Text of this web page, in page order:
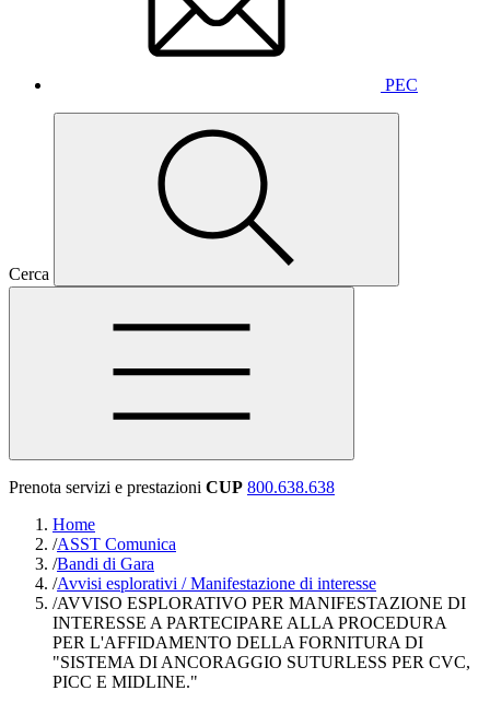
PEC
Cerca
Prenota servizi e prestazioni CUP 800.638.638
Home
/ASST Comunica
/Bandi di Gara
/Avvisi esplorativi / Manifestazione di interesse
/AVVISO ESPLORATIVO PER MANIFESTAZIONE DI
INTERESSE A PARTECIPARE ALLA PROCEDURA
PER L'AFFIDAMENTO DELLA FORNITURA DI
"SISTEMA DI ANCORAGGIO SUTURLESS PER CVC,
PICC E MIDLINE."